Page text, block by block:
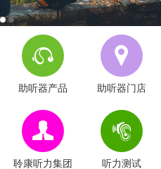
助听器产品 助听器门店
聆康听力集团 听力测试